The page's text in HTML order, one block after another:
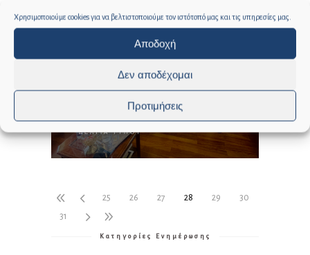
Χρησιμοποιούμε cookies για να βελτιστοποιούμε τον ιστότοπό μας και τις υπηρεσίες μας.
Αποδοχή
Δεν αποδέχομαι
Προτιμήσεις
ΔΕΛΤΙΟ ΤΥΠΟΥ
ΔΕΛΤΊΑ ΤΎΠΟΥ
25 26 27 28 29
30
31
Κατηγορίες Ενημέρωσης